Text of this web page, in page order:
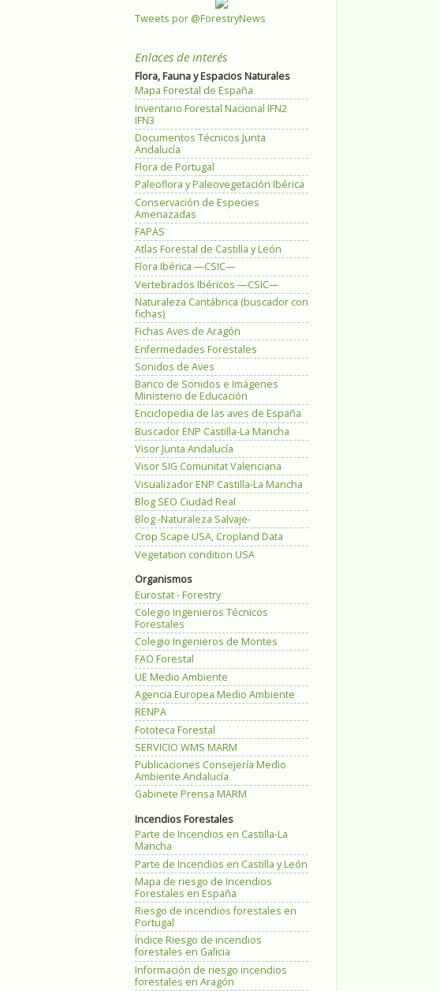
Tweets por @ForestryNews
Enlaces de interés
Flora, Fauna y Espacios Naturales
Mapa Forestal de España
Inventario Forestal Nacional IFN2
IFN3
Documentos Técnicos Junta
Andalucía
Flora de Portugal
Paleoflora y Paleovegetación Ibérica
Conservación de Especies
Amenazadas
FAPAS
Atlas Forestal de Castilla y León
Flora Ibérica —CSIC—
Vertebrados Ibéricos —CSIC—
Naturaleza Cantábrica (buscador con
fichas)
Fichas Aves de Aragón
Enfermedades Forestales
Sonidos de Aves
Banco de Sonidos e Imágenes
Ministerio de Educación
Enciclopedia de las aves de España
Buscador ENP Castilla-La Mancha
Visor Junta Andalucía
Visor SIG Comunitat Valenciana
Visualizador ENP Castilla-La Mancha
Blog SEO Ciudad Real
Blog -Naturaleza Salvaje-
Crop Scape USA, Cropland Data
Vegetation condition USA
Organismos
Eurostat - Forestry
Colegio Ingenieros Técnicos
Forestales
Colegio Ingenieros de Montes
FAO Forestal
UE Medio Ambiente
Agencia Europea Medio Ambiente
RENPA
Fototeca Forestal
SERVICIO WMS MARM
Publicaciones Consejería Medio
Ambiente Andalucía
Gabinete Prensa MARM
Incendios Forestales
Parte de Incendios en Castilla-La
Mancha
Parte de Incendios en Castilla y León
Mapa de riesgo de Incendios
Forestales en España
Riesgo de incendios forestales en
Portugal
Índice Riesgo de incendios
forestales en Galicia
Información de riesgo incendios
forestales en Aragón